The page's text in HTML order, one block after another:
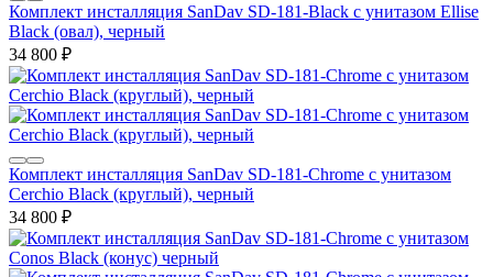
Комплект инсталляция SanDav SD-181-Black с унитазом Ellise
Black (овал), черный
34 800 ₽
Комплект инсталляция SanDav SD-181-Chrome с унитазом
Cerchio Black (круглый), черный
34 800 ₽